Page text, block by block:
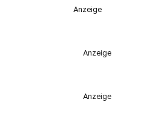
Anzeige
Anzeige
Anzeige